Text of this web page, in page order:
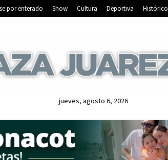
por enterado Show Cultura Deportiva Histórico
jueves, agosto 6, 2026